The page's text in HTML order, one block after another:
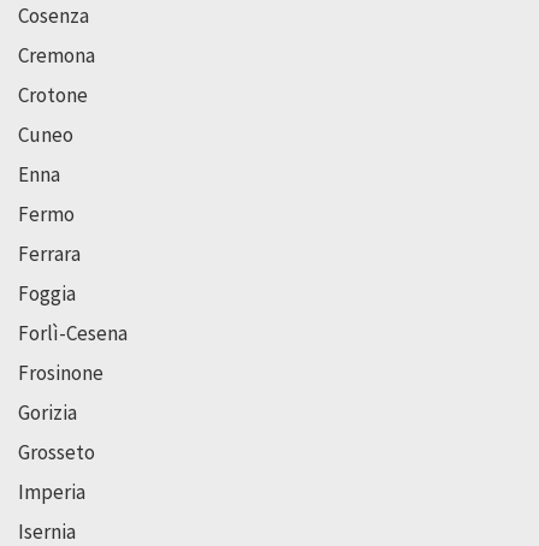
Cosenza
Cremona
Crotone
Cuneo
Enna
Fermo
Ferrara
Foggia
Forlì-Cesena
Frosinone
Gorizia
Grosseto
Imperia
Isernia